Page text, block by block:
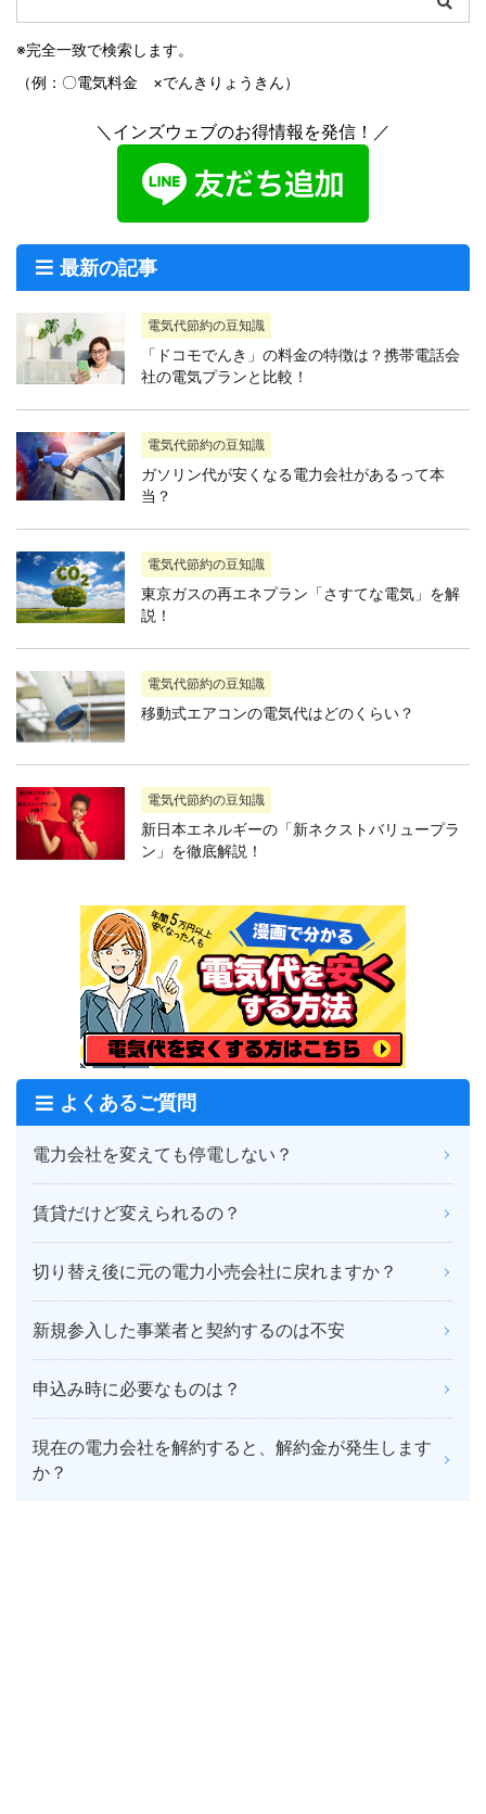
※完全一致で検索します。
（例：〇電気料金 ×でんきりょうきん）
＼インズウェブのお得情報を発信！／
最新の記事
電気代節約の豆知識
「ドコモでんき」の料金の特徴は？携帯電話会
社の電気プランと比較！
電気代節約の豆知識
ガソリン代が安くなる電力会社があるって本
当？
電気代節約の豆知識
東京ガスの再エネプラン「さすてな電気」を解
説！
電気代節約の豆知識
移動式エアコンの電気代はどのくらい？
電気代節約の豆知識
新日本エネルギーの「新ネクストバリュープラ
ン」を徹底解説！
よくあるご質問
電力会社を変えても停電しない？
賃貸だけど変えられるの？
切り替え後に元の電力小売会社に戻れますか？
新規参入した事業者と契約するのは不安
申込み時に必要なものは？
現在の電力会社を解約すると、解約金が発生します
か？